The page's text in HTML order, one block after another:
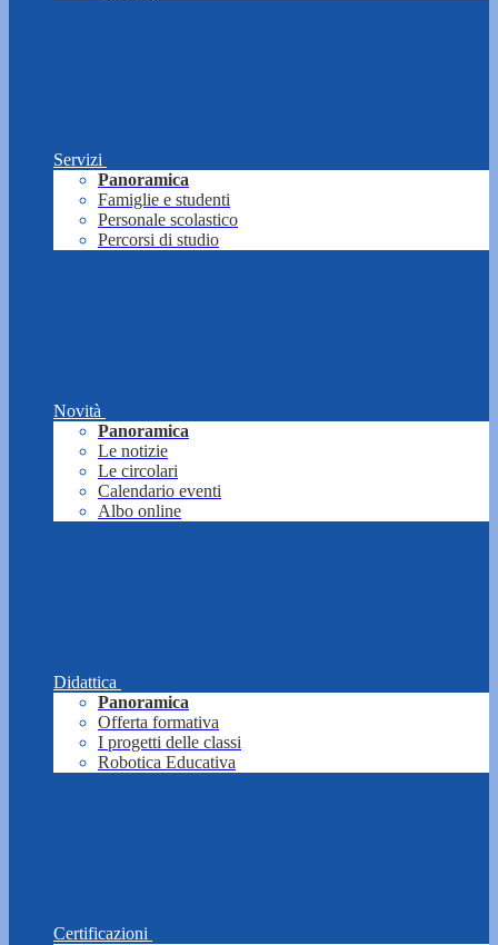
Servizi
Panoramica
Famiglie e studenti
Personale scolastico
Percorsi di studio
Novità
Panoramica
Le notizie
Le circolari
Calendario eventi
Albo online
Didattica
Panoramica
Offerta formativa
I progetti delle classi
Robotica Educativa
Certificazioni